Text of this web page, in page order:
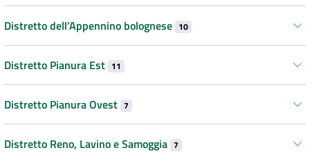
Distretto dell’Appennino bolognese 10
Distretto Pianura Est 11
Distretto Pianura Ovest 7
Distretto Reno, Lavino e Samoggia 7